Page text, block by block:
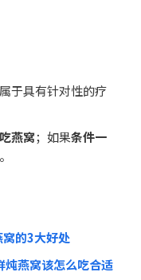
于具有针对性的疗
燕窝；如果条件一
。
的3大好处
炖燕窝该怎么吃合适